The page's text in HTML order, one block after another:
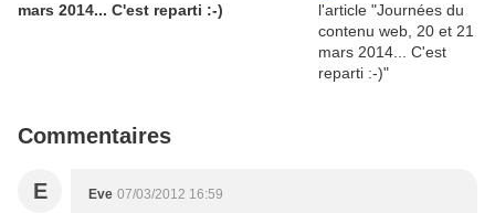
mars 2014... C'est reparti :-)
Commentaires
E Eve 07/03/2012 16:59